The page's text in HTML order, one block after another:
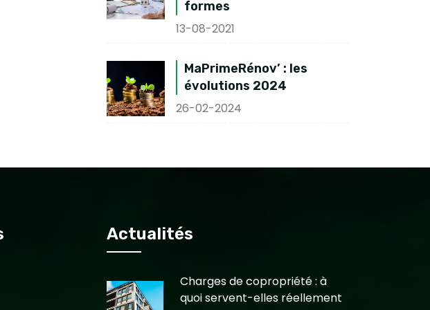
formes
13-08-2021
MaPrimeRénov’ : les
évolutions 2024
26-02-2024
Actualités
Charges de copropriété : à
quoi servent-elles réellement